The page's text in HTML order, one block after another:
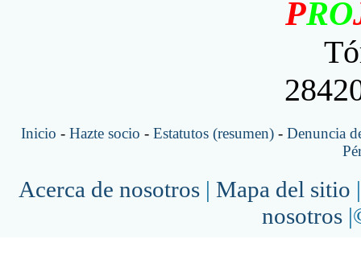
PRO
Inicio - Hazte socio - Estatutos (resumen)- Denuncia
Acerca de nosotros | Mapa del sitio
nosotros